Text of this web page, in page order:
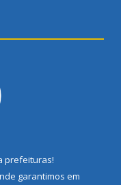
prefeituras!
garantimos em